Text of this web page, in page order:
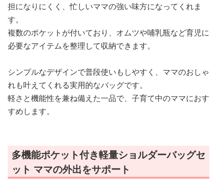
担になりにくく、忙しいママの強い味方になってくれま
す。
複数のポケットが付いており、オムツや哺乳瓶など育児に
必要なアイテムを整理して収納できます。
シンプルなデザインで普段使いもしやすく、ママのおしゃ
れも叶えてくれる実用的なバッグです。
軽さと機能性を兼ね備えた一品で、子育て中のママにおす
すめします。
多機能ポケット付き軽量ショルダーバッグセ
ット ママの外出をサポート